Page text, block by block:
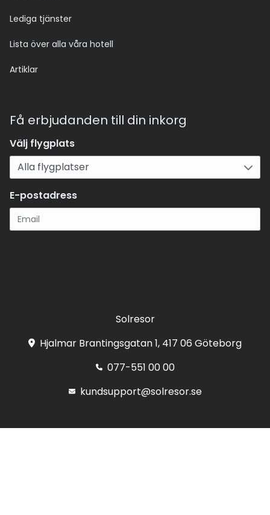
Lediga tjänster
Lista över alla våra hotell
Artiklar
Få erbjudanden till din inkorg
Välj flygplats
E-postadress
Solresor
Hjalmar Brantingsgatan 1, 417 06 Göteborg
077-551 00 00
kundsupport@solresor.se